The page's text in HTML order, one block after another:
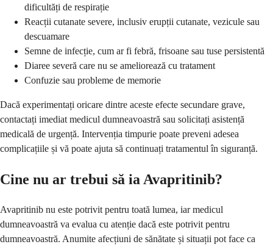
dificultăți de respirație
Reacții cutanate severe, inclusiv erupții cutanate, vezicule sau
descuamare
Semne de infecție, cum ar fi febră, frisoane sau tuse persistentă
Diaree severă care nu se ameliorează cu tratament
Confuzie sau probleme de memorie
Dacă experimentați oricare dintre aceste efecte secundare grave,
contactați imediat medicul dumneavoastră sau solicitați asistență
medicală de urgență. Intervenția timpurie poate preveni adesea
complicațiile și vă poate ajuta să continuați tratamentul în siguranță.
Cine nu ar trebui să ia Avapritinib?
Avapritinib nu este potrivit pentru toată lumea, iar medicul
dumneavoastră va evalua cu atenție dacă este potrivit pentru
dumneavoastră. Anumite afecțiuni de sănătate și situații pot face ca